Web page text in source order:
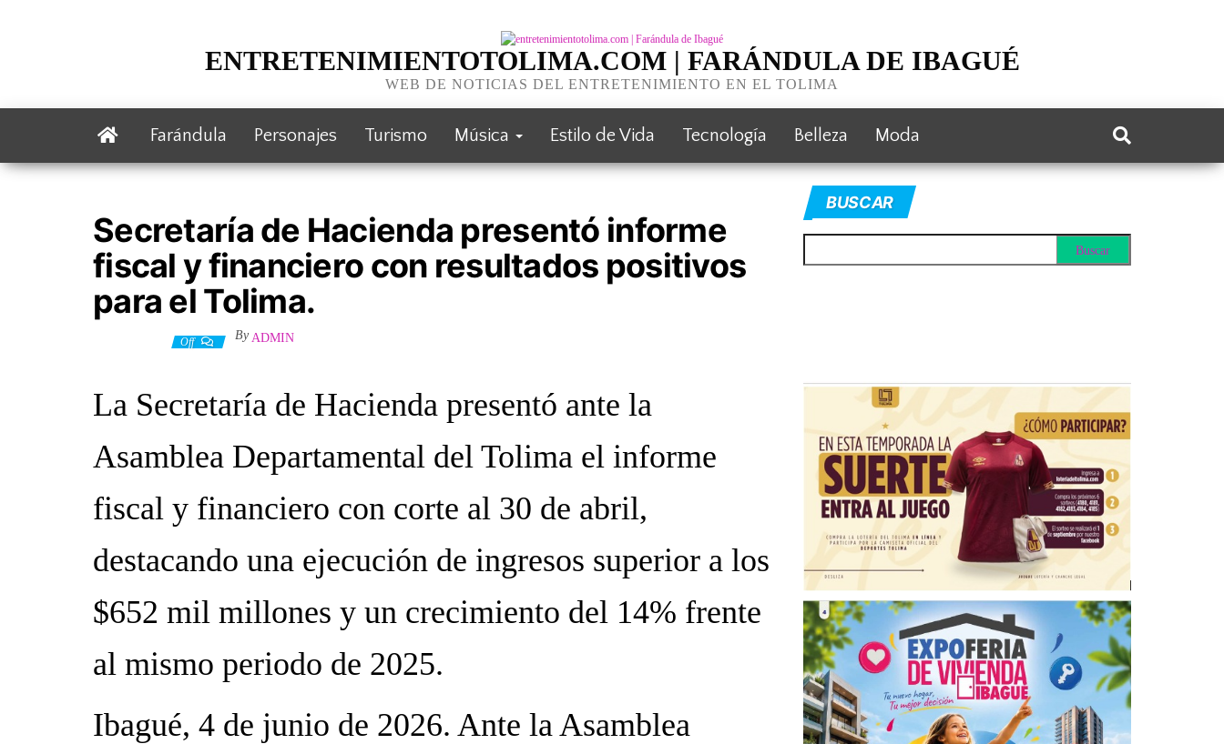
ENTRETENIMIENTOTOLIMA.COM | FARÁNDULA DE IBAGUÉ
WEB DE NOTICIAS DEL ENTRETENIMIENTO EN EL TOLIMA
Farándula Personajes Turismo Música Estilo de Vida Tecnología Belleza Moda
Secretaría de Hacienda presentó informe
fiscal y financiero con resultados positivos
para el Tolima.
Off By ADMIN
La Secretaría de Hacienda presentó ante la
Asamblea Departamental del Tolima el informe
fiscal y financiero con corte al 30 de abril,
destacando una ejecución de ingresos superior a los
$652 mil millones y un crecimiento del 14% frente
al mismo periodo de 2025.
Ibagué, 4 de junio de 2026. Ante la Asamblea
BUSCAR